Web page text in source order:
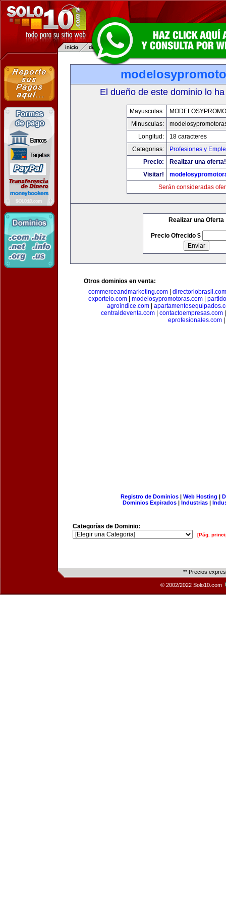
El dueño de este dominio lo
Mayusculas:
Minusculas:
Longitud:
18 caracteres
Categorias:
Profesiones y
Precio:
Realizar una oferta!
Visitar!
Serán consideradas
Realizar una Oferta
Precio Ofrecido $
Otros dominios en venta:
commerceandmarketing.com| directoriobrasil.com
exportelo.com
modelosypromotoras.com
agroindice.com
centraldeventa.com
contactoempresas.com
eprofesionales.com|
Registro de Dominios| Web Hosting |
Dominios Expirados | Industrias |
Categorías de Dominio:
[Pág.
** Precios
© 2002/2022 Solo10.com